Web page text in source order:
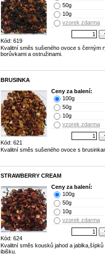
Kód: 619
50g
10g
vzorek zdarma
Kvalitní směs sušeného ovoce s černým
borůvkami a ostružinami.
BRUSINKA
Kód: 621
Ceny za balení:
100g
50g
10g
vzorek zdarma
Kvalitní směs sušeného ovoce s
STRAWBERRY CREAM
Kód: 624
Ceny za balení:
100g
50g
10g
vzorek zdarma
Kvalitní směs kousků jahod a jablka,šípků
ibišku.